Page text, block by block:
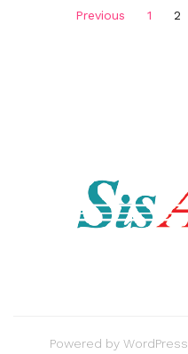
Previous 1 2
Powered by WordPress